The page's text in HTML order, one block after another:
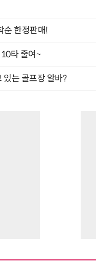
한정판매!
타 줄여~
는 골프장 알바?